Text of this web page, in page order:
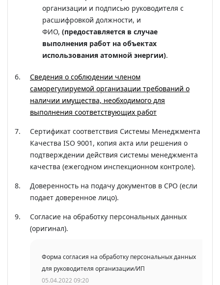
организации и подписью руководителя с
расшифровкой должности, и
ФИО, (предоставляется в случае
выполнения работ на объектах
использования атомной энергии).
Сведения о соблюдении членом
саморегулируемой организации требований о
наличии имущества, необходимого для
выполнения соответствующих работ
Сертификат соответствия Системы Менеджмента
Качества ISO 9001, копия акта или решения о
подтверждении действия системы менеджмента
качества (ежегодном инспекционном контроле).
Доверенность на подачу документов в СРО (если
подает доверенное лицо).
Согласие на обработку персональных данных
(оригинал).
Форма согласия на обработку персональных данных
для руководителя организации/ИП
05.04.2022 09:20